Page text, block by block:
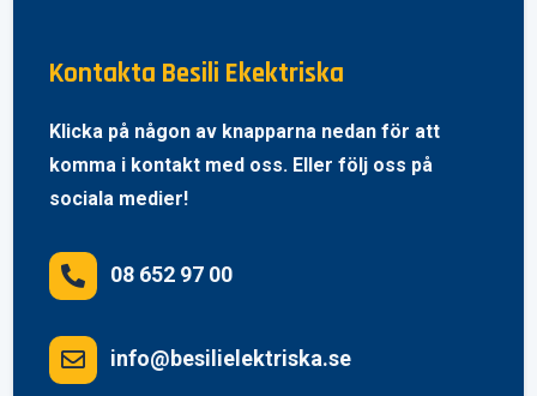
Kontakta Besili Ekektriska
Klicka på någon av knapparna nedan för att
komma i kontakt med oss. Eller följ oss på
sociala medier!
 08 652 97 00
 info@besilielektriska.se